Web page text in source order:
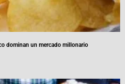
dominan un mercado millonario